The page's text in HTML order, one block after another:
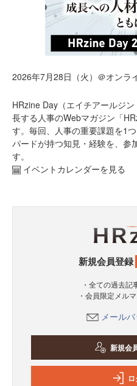
2026年7月28日（火）＠オンラ
HRzine Day（エイチアールジ
長する人事のWebマガジン「
す。毎回、人事の重要課題を1
パードが持つ知見・経験を、参
す。
イベントカレンダーを見る
新規会員登録
・全ての過去
・会員限定メル
メール
新規会